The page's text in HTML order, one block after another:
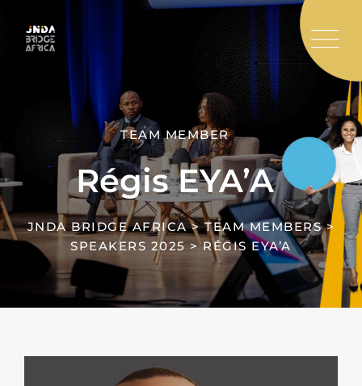
content
TEAM MEMBER
Régis EYA’A
JNDA BRIDGE AFRICA>TEAM MEMBERS>
SPEAKERS 2025 >RÉGIS EYA’A